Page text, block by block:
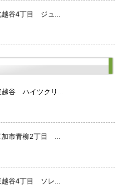
越谷4丁目 ジュ...
越谷 ハイツクリ...
加市青柳2丁目 ...
越谷4丁目 ソレ...